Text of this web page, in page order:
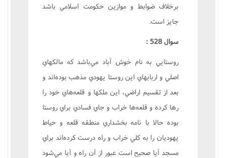
برخلاف ضوابط و موازين حکومت اسلامي باشد
جايز است.
سوال 528 :
روستايي به نام خوش آباد مي‌باشد که مالکهاي
اصلي و اربابهاي اين روستا يهودي مذهب بوده‌اند و
بعد از تقسيم اراضي، اين ملکها و قلعه‌هاي خود را
رها کرده و قلعه‌ها خراب و جاي فسادي براي روستا
بوده حالا با نامه بخشداري منطقه قلعه و حياط
يهوديان را به کلي خراب و راه درست کرده‌اند براي
مسجد آيا صحيح است عبور از آن راه و آيا مي‌شود